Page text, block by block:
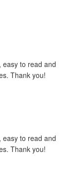
easy to read and
Thank you!
easy to read and
Thank you!